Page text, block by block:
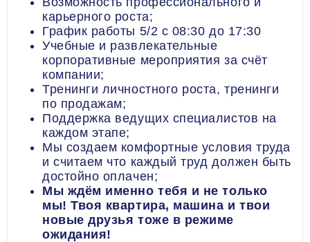
карьерного роста;
График работы 5/2 с 08:30 до 17:30
Учебные и развлекательные
корпоративные мероприятия за счёт
компании;
Тренинги личностного роста, тренинги
по продажам;
Поддержка ведущих специалистов на
каждом этапе;
Мы создаем комфортные условия труда
и считаем что каждый труд должен быть
достойно оплачен;
Мы ждём именно тебя и не только
мы! Твоя квартира, машина и твои
новые друзья тоже в режиме
ожидания!